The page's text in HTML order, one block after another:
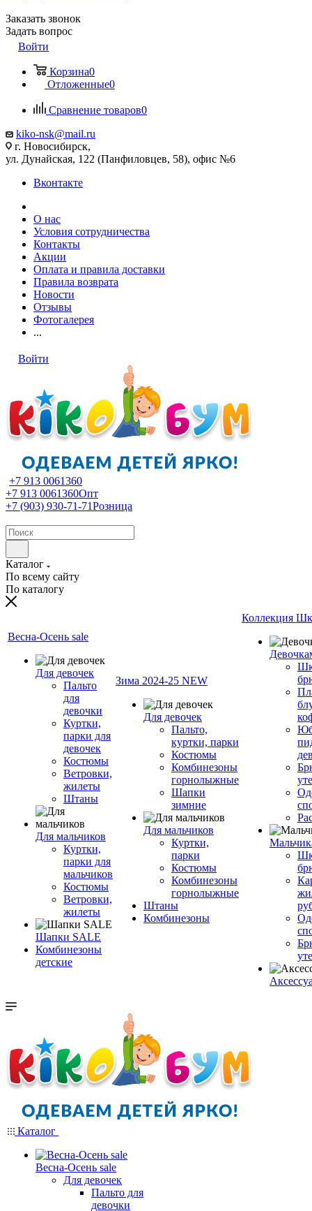
Заказать звонок
Задать вопрос
Войти
Корзина0
Отложенные0
Сравнение товаров0
kiko-nsk@mail.ru
г. Новосибирск,
ул. Дунайская, 122 (Панфиловцев, 58), офис №6
Вконтакте
О нас
Условия сотрудничества
Контакты
Акции
Оплата и правила доставки
Правила возврата
Новости
Отзывы
Фотогалерея
...
Войти
+7 913 0061360
+7 913 0061360Опт
+7 (903) 930-71-71Розница
Каталог
По всему сайту
По каталогу
Весна-Осень sale
Для девочек
Пальто
для
девочки
Куртки,
парки для
девочек
Костюмы
Ветровки,
жилеты
Штаны
Для мальчиков
Куртки,
парки для
мальчиков
Костюмы
Ветровки,
жилеты
Шапки SALE
Комбинезоны
детские
Зима 2024-25 NEW
Для девочек
Пальто,
куртки, парки
Костюмы
Комбинезоны
горнолыжные
Шапки
зимние
Для мальчиков
Куртки,
парки
Костюмы
Комбинезоны
горнолыжные
Штаны
Комбинезоны
Коллекция
Каталог
Весна-Осень sale
Для девочек
Пальто для
девочки